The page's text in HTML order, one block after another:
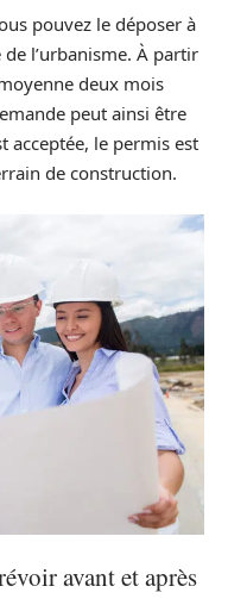
pouvez le déposer à
l’urbanisme. À partir
deux mois
peut ainsi être
acceptée, le permis est
de construction.
avant et après